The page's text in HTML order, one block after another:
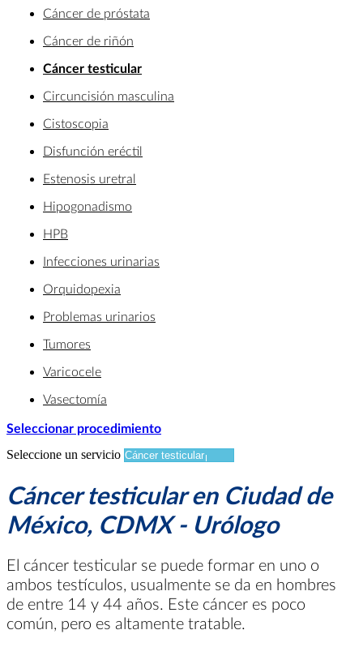
Cáncer de próstata
Cáncer de riñón
Cáncer testicular
Circuncisión masculina
Cistoscopia
Disfunción eréctil
Estenosis uretral
Hipogonadismo
HPB
Infecciones urinarias
Orquidopexia
Problemas urinarios
Tumores
Varicocele
Vasectomía
Seleccionar procedimiento
Seleccione un servicio
Cáncer testicular en Ciudad de
México, CDMX - Urólogo
El cáncer testicular se puede formar en uno o
ambos testículos, usualmente se da en hombres
de entre 14 y 44 años. Este cáncer es poco
común, pero es altamente tratable.